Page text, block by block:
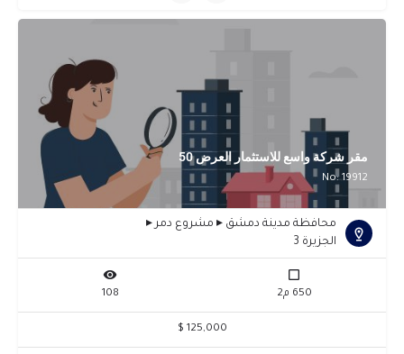
مقر شركة واسع للاستثمار العرض 50
No: 19912
محافظة مدينة دمشق ▸ مشروع دمر ▸
الجزيرة 3
650 م2 108
125,000 $